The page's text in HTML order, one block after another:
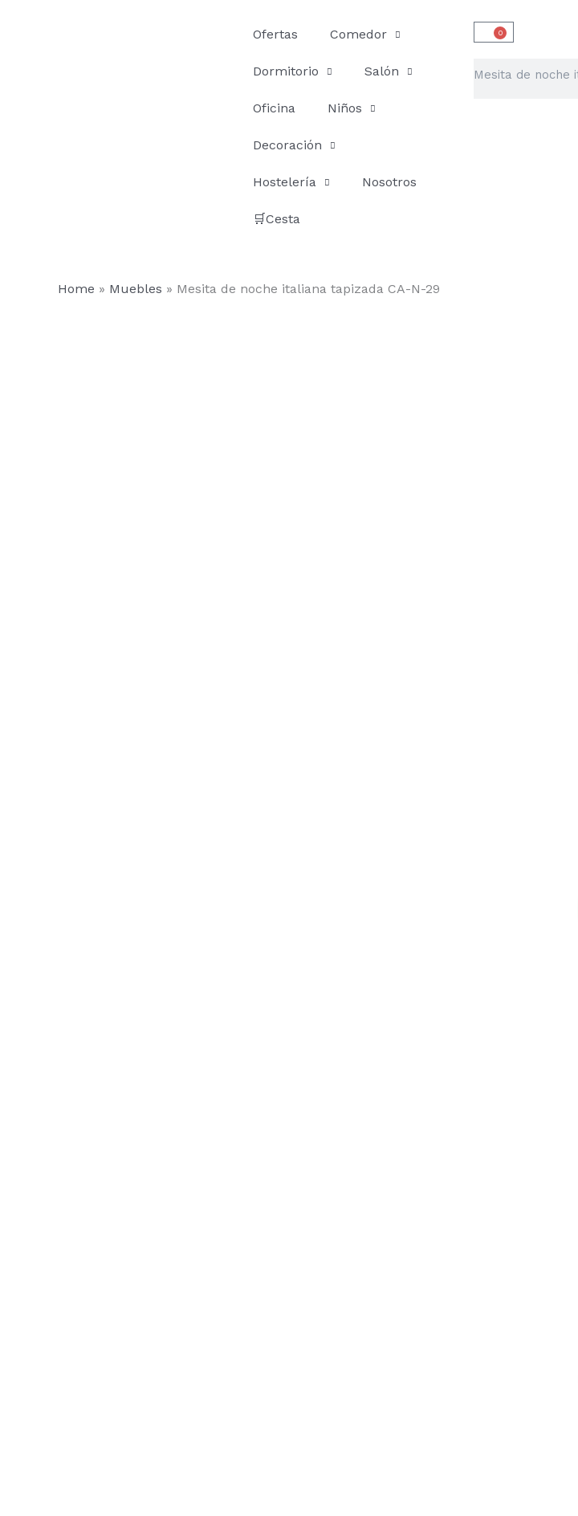
Ofertas Comedor
Dormitorio Salón
Oficina Niños
Decoración
Hostelería Nosotros
🛒Cesta
0
Carrito
Home » Muebles » Mesita de noche italiana tapizada CA-N-29